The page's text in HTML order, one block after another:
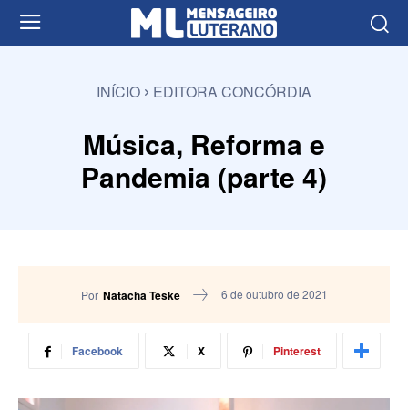
INÍCIO EDITORA CONCÓRDIA
Música, Reforma e
Pandemia (parte 4)
Por Natacha Teske 6 de outubro de 2021
Facebook X Pinterest